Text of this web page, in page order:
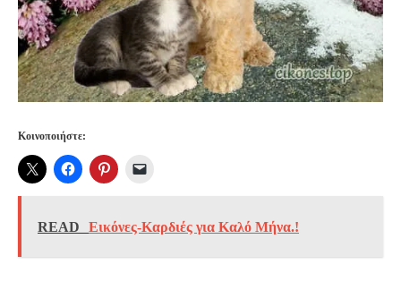
Κοινοποιήστε:
READ Εικόνες-Καρδιές για Καλό Μήνα.!